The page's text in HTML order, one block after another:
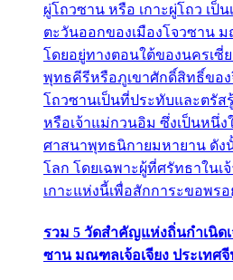
ผู่โถวซาน หรือ เกาะผู่โถว เป็
ตะวันออกของเมืองโจวซาน ม
โดยอยู่ทางตอนใต้ของนครเซี่
พุทธคีรีหรือภูเขาศักดิ์สิทธิ์ขอ
โถวซานเป็นที่ประทับและตรั
หรือเจ้าแม่กวนอิม ซึ่งเป็นหนึ่
ศาสนาพุทธนิกายมหายาน ดัง
โลก โดยเฉพาะผู้ที่ศรัทธาในเ
เกาะแห่งนี้เพื่อสักการะขอพร
รวม 5 วัดสำคัญแห่งถิ่นกำเนิด
ซาน มณฑลเจ้อเจียง ประเทศ